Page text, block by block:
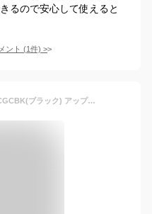
るので安心して使えると
ント (1件) >
エレコム(ELECOM) AW-21AFCGCBK(ブラック) アップルウォッチ シリーズ 7 45mm 保護ケース